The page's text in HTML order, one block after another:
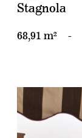
Stagnola
68,91 m² -